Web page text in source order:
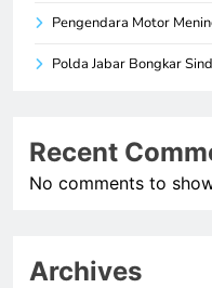
Pengendara Motor
Polda Jabar Bongkar
Recent
No comments to
Archives